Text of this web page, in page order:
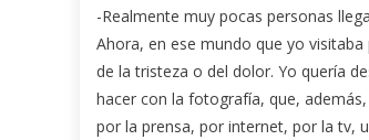
-Realmente muy pocas personas
Ahora, en ese mundo que yo
de la tristeza o del dolor. Yo quería
hacer con la fotografía, que,
por la prensa, por internet, por la tv,